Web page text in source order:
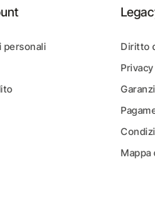
personali
Diritto
Mappa